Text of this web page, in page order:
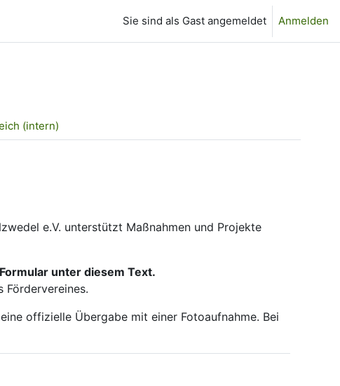
Sie sind als Gast angemeldet Anmelden
(intern)
e.V. unterstützt Maßnahmen und Projekte
unter diesem Text.
Fördervereines.
offizielle Übergabe mit einer Fotoaufnahme. Bei